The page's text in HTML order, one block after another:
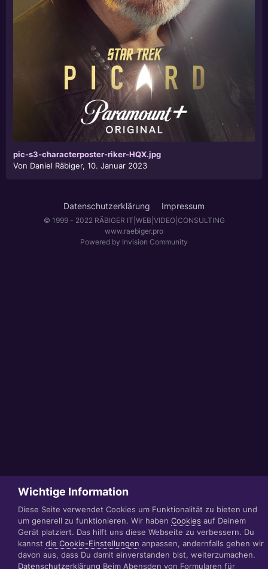
pic-s3-characterposter-riker-HQX.jpg
Von Daniel Räbiger, 10. Januar 2023
Datenschutzerklärung Impressum
© 1999 - 2022 RÄBIGER IT|WEB|VIDEO|CONSULTING
www.raebiger.pro
Powered by Invision Community
Wichtige Information
Diese Seite verwendet Cookies um Funktionalität zu bieten und
um generell zu funktionieren. Wir haben Cookies auf Deinem
Gerät platziert. Das hilft uns diese Webseite zu verbessern. Du
kannst die Cookie-Einstellungen anpassen, andernfalls gehen wir
davon aus, dass Du damit einverstanden bist, weiterzumachen.
Datenschutzerklärung Beim Abensden von Formularen für